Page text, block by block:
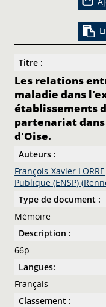
Titre :
Les relations
maladie dans
établissements
partenariat
d'Oise.
Auteurs :
François-Xavier LORRE
Publique (ENSP)
Type de document :
Mémoire
Description :
66p.
Langues:
Français
Classement :